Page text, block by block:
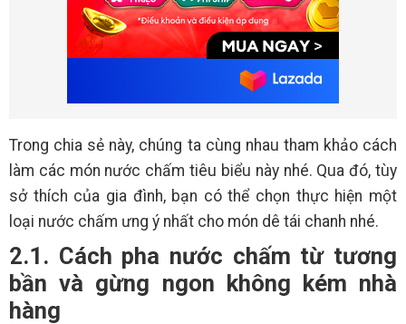
Trong chia sẻ này, chúng ta cùng nhau tham khảo cách
làm các món nước chấm tiêu biểu này nhé. Qua đó, tùy
sở thích của gia đình, bạn có thể chọn thực hiện một
loại nước chấm ưng ý nhất cho món dê tái chanh nhé.
2.1. Cách pha nước chấm từ tương
bần và gừng ngon không kém nhà
hàng